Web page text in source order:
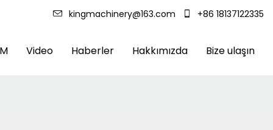
kingmachinery@163.com +86 18137122335
Video Haberler Hakkımızda Bize ulaşın